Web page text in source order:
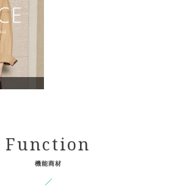
機能商材